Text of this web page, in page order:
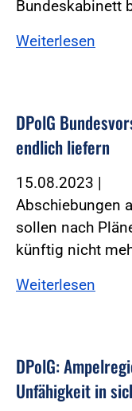
Bundeskabinett
Weiterlesen
DPolG
endlich liefern
15.08.2023 |
Abschiebungen
sollen nach
künftig nicht
Weiterlesen
DPolG:
Unfähigkeit in